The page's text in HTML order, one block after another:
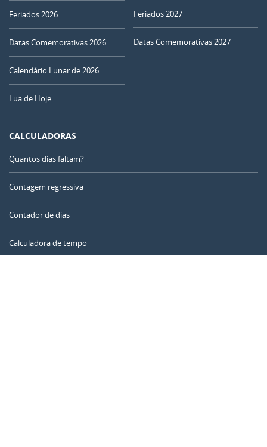
Feriados 2026
Datas Comemorativas 2026
Calendário Lunar de 2026
Lua de Hoje
Feriados 2027
Datas Comemorativas 2027
CALCULADORAS
Quantos dias faltam?
Contagem regressiva
Contador de dias
Calculadora de tempo